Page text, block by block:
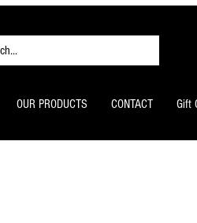
OUR PRODUCTS CONTACT Gift